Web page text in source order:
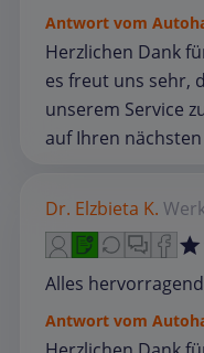
Antwort vom
Herzlichen Dank
es freut uns sehr,
unserem Service
auf Ihren nächsten
Dr. Elzbieta K.
Alles
Antwort vom